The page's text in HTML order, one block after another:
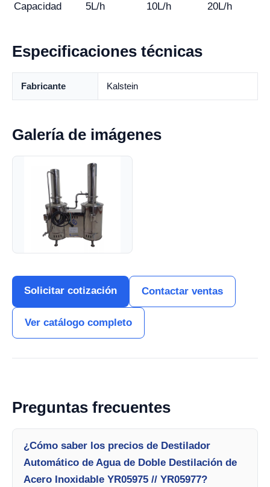
Capacidad 5L/h 10L/h 20L/h
Especificaciones técnicas
Fabricante Kalstein
Galería de imágenes
Solicitar cotización Contactar ventas
Ver catálogo completo
Preguntas frecuentes
¿Cómo saber los precios de Destilador
Automático de Agua de Doble Destilación de
Acero Inoxidable YR05975 // YR05977?